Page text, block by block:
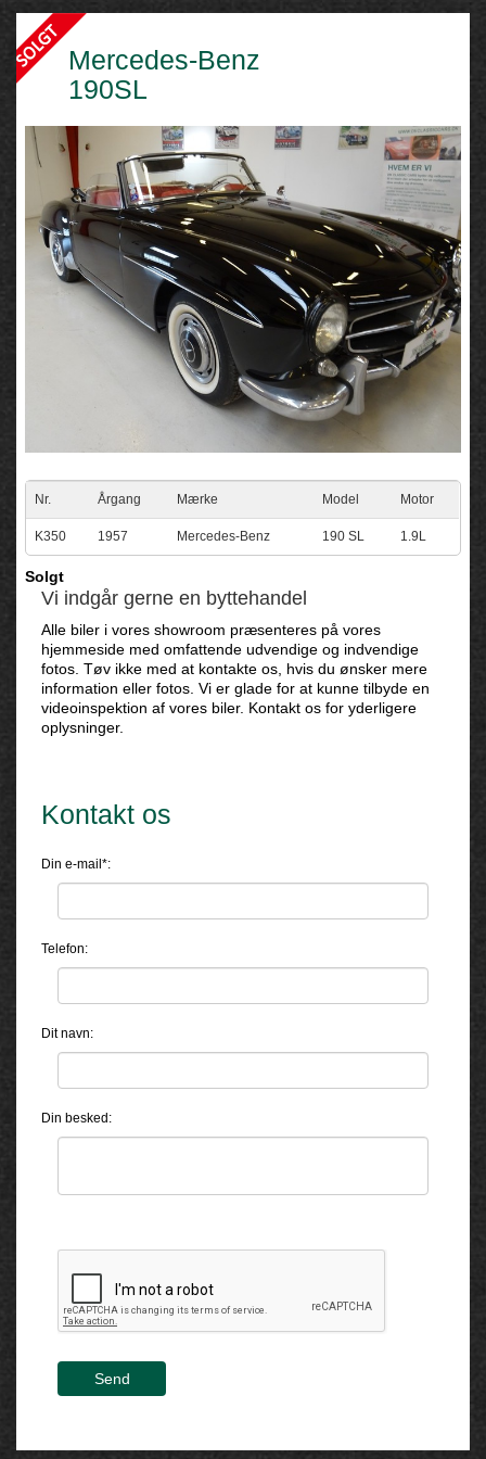
Mercedes-Benz
190SL
Nr. Årgang Mærke Model Motor
K350 1957 Mercedes-Benz 190 SL 1.9L
Solgt
Vi indgår gerne en byttehandel
Alle biler i vores showroom præsenteres på vores
hjemmeside med omfattende udvendige og indvendige
fotos. Tøv ikke med at kontakte os, hvis du ønsker mere
information eller fotos. Vi er glade for at kunne tilbyde en
videoinspektion af vores biler. Kontakt os for yderligere
oplysninger.
Kontakt os
Din e-mail*:
Telefon:
Dit navn:
Din besked:
Send